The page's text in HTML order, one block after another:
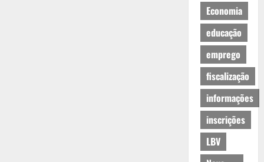
Economia
educação
emprego
fiscalização
informações
inscrições
LBV